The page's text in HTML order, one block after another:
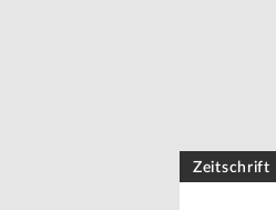
Zeitschrift